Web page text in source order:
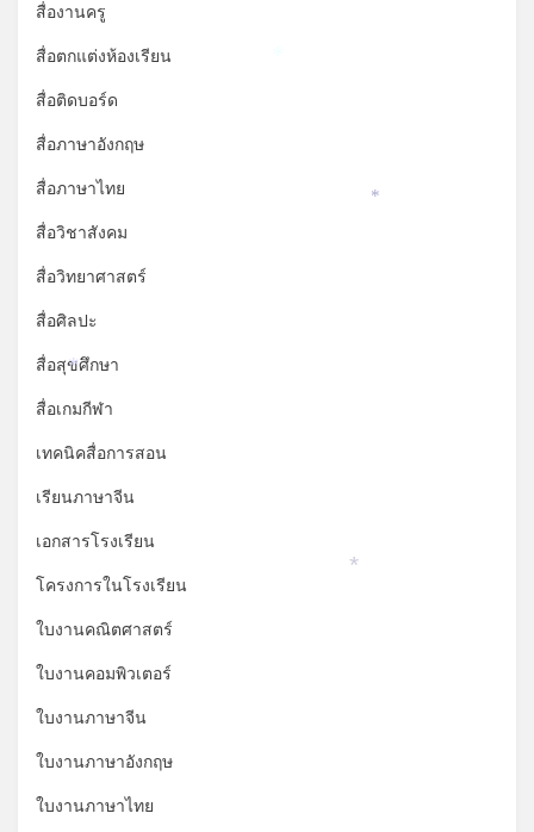
สื่องานครู
สื่อตกแต่งห้องเรียน
สื่อติดบอร์ด
สื่อภาษาอังกฤษ
สื่อภาษาไทย
สื่อวิชาสังคม
สื่อวิทยาศาสตร์
สื่อศิลปะ
สื่อสุขศึกษา
สื่อเกมกีฬา
เทคนิคสื่อการสอน
เรียนภาษาจีน
เอกสารโรงเรียน
โครงการในโรงเรียน
ใบงานคณิตศาสตร์
ใบงานคอมพิวเตอร์
ใบงานภาษาจีน
ใบงานภาษาอังกฤษ
ใบงานภาษาไทย
*